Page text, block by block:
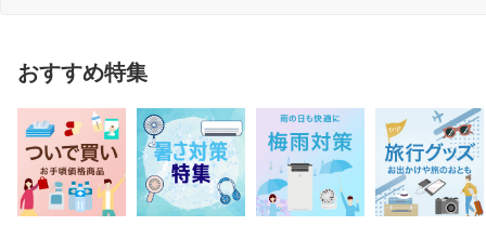
おすすめ特集